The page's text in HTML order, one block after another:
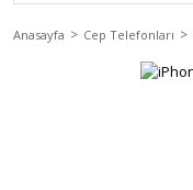
Anasayfa Cep Telefonları